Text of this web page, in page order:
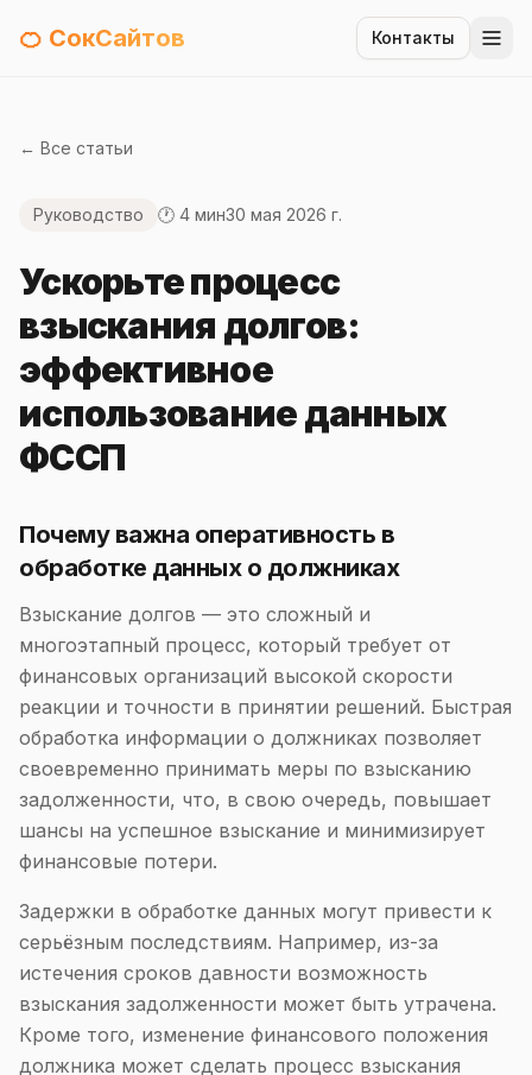
🍊 СокСайтов Контакты
← Все статьи
Руководство 🕐 4 мин30 мая 2026 г.
Ускорьте процесс
взыскания долгов:
эффективное
использование данных
ФССП
Почему важна оперативность в
обработке данных о должниках
Взыскание долгов — это сложный и
многоэтапный процесс, который требует от
финансовых организаций высокой скорости
реакции и точности в принятии решений. Быстрая
обработка информации о должниках позволяет
своевременно принимать меры по взысканию
задолженности, что, в свою очередь, повышает
шансы на успешное взыскание и минимизирует
финансовые потери.
Задержки в обработке данных могут привести к
серьёзным последствиям. Например, из-за
истечения сроков давности возможность
взыскания задолженности может быть утрачена.
Кроме того, изменение финансового положения
должника может сделать процесс взыскания